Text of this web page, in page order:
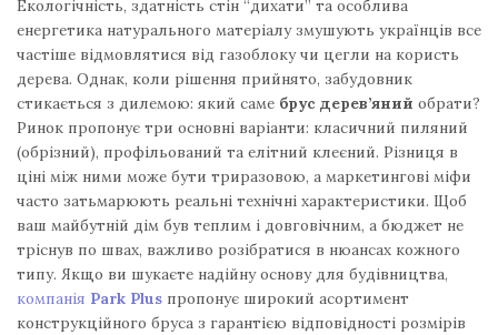
Екологічність, здатність стін “дихати” та особлива
енергетика натурального матеріалу змушують українців все
частіше відмовлятися від газоблоку чи цегли на користь
дерева. Однак, коли рішення прийнято, забудовник
стикається з дилемою: який саме брус дерев’яний обрати?
Ринок пропонує три основні варіанти: класичний пиляний
(обрізний), профільований та елітний клеєний. Різниця в
ціні між ними може бути триразовою, а маркетингові міфи
часто затьмарюють реальні технічні характеристики. Щоб
ваш майбутній дім був теплим і довговічним, а бюджет не
тріснув по швах, важливо розібратися в нюансах кожного
типу. Якщо ви шукаєте надійну основу для будівництва,
компанія Park Plus пропонує широкий асортимент
конструкційного бруса з гарантією відповідності розмірів